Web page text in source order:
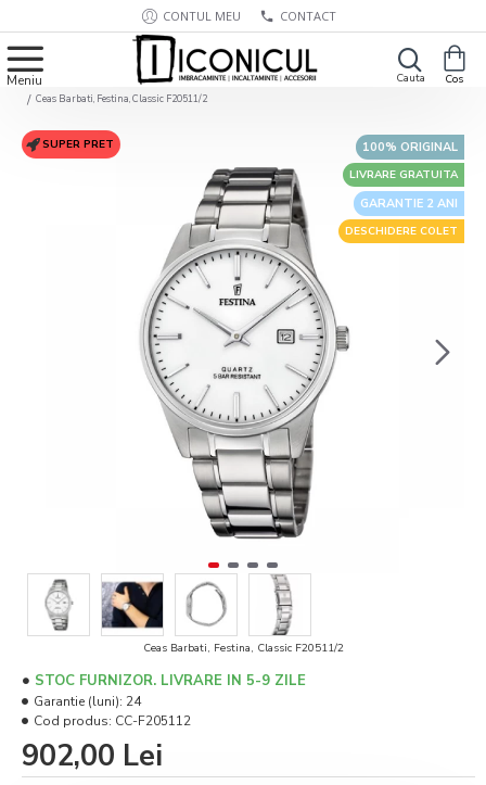
CONTUL MEU CONTACT
Ceas Barbati, Festina, Classic F20511/2
GARANTIE 2 ANI
100% ORIGINAL
LIVRARE GRATUITA
DESCHIDERE COLET
SUPER PRET
Ceas Barbati, Festina, Classic F20511/2
902,00 Lei
STOC FURNIZOR. LIVRARE IN 5-9 ZILE
Garantie (luni): 24
Cod produs: CC-F205112